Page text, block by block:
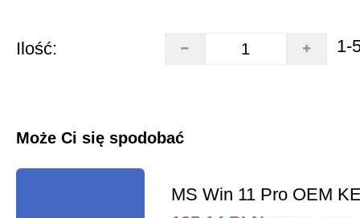
Ilość: 1-
Może Ci się spodobać
MS Win 11 Pro OEM